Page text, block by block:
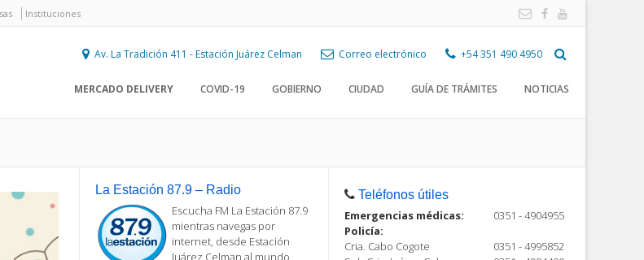
Instituciones
Av. La Tradición 411 - Estación Juárez Celman Correo electrónico +54 351 490 4950
MERCADO DELIVERY COVID-19 GOBIERNO CIUDAD GUÍA DE TRÁMITES NOTICIAS
La Estación 87.9 – Radio
Escucha FM La Estación 87.9
mientras navegas por
internet, desde Estación
Juárez Celman al mundo
Teléfonos útiles
Emergencias médicas:
0351 - 4904955
Policía:
Cria. Cabo Cogote
0351 - 4995852